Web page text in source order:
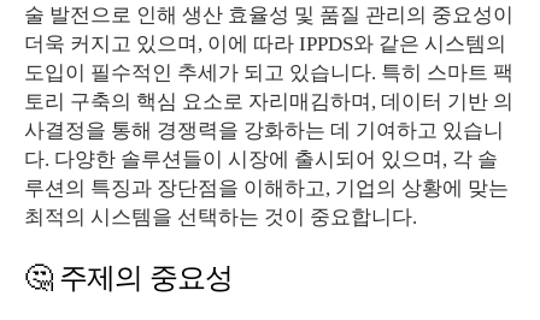
술 발전으로 인해 생산 효율성 및 품질 관리의 중요성이
더욱 커지고 있으며, 이에 따라 IPPDS와 같은 시스템의
도입이 필수적인 추세가 되고 있습니다. 특히 스마트 팩
토리 구축의 핵심 요소로 자리매김하며, 데이터 기반 의
사결정을 통해 경쟁력을 강화하는 데 기여하고 있습니
다. 다양한 솔루션들이 시장에 출시되어 있으며, 각 솔
루션의 특징과 장단점을 이해하고, 기업의 상황에 맞는
최적의 시스템을 선택하는 것이 중요합니다.
🤔 주제의 중요성